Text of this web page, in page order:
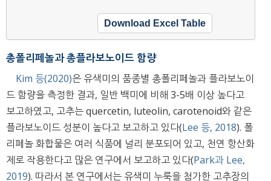
Download Excel Table
총폴리페놀과 총플라보노이드 함량
Kim 등(2020)은 유색미의 품종별 총폴리페놀과 플라보노이
드 함량을 측정한 결과, 일반 백미에 비해 3-5배 이상 높다고
보고하였고, 고추는 quercetin, luteolin, carotenoid와 같은
플라보노이드 성분이 높다고 보고하고 있다(Lee 등, 2018). 폴
리페놀 화합물은 여러 식품에 널리 분포되어 있고, 천연 항산화
제로 작용한다고 많은 연구에서 보고하고 있다(Park과 Lee,
2019). 따라서 본 연구에서는 유색미 누룩을 첨가한 고추장의